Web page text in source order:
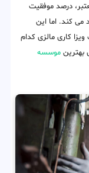
درصد موفقیت
می کند. اما این
کاری مالزی کدام
بهترین موسسه